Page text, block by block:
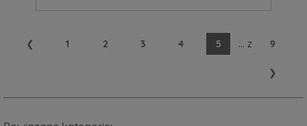
❮ 1 2 3 4 5 ... z 9
❯